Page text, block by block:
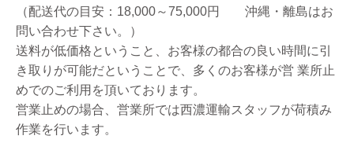
（配送代の目安：18,000～75,000円 沖縄・離島はお
問い合わせ下さい。）
送料が低価格ということ、お客様の都合の良い時間に引
き取りが可能だということで、多くのお客様が営 業所止
めでのご利用を頂いております。
営業止めの場合、営業所では西濃運輸スタッフが荷積み
作業を行います。